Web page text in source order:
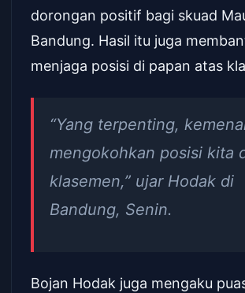
dorongan positif bagi skuad
Bandung. Hasil itu juga
menjaga posisi di papan atas
“Yang terpenting,
mengokohkan posisi kita
klasemen,” ujar Hodak di
Bandung, Senin.
Bojan Hodak juga mengaku